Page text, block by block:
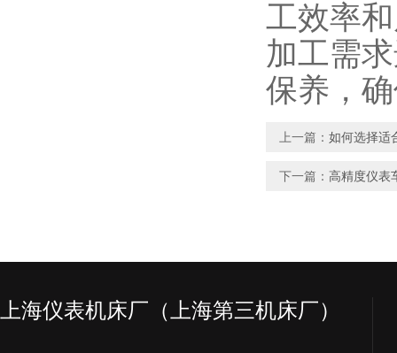
工效率
加工需
保养，
上一篇： 如何选择适
下一篇： 高精度仪表
上海仪表机床厂（上海第三机床厂）